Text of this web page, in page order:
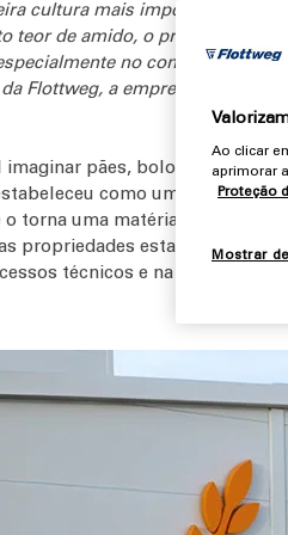
cultura mais importante
teor de amido, o
no contexto da
Flottweg, a empresa está
pães, bolos, massas
como um cereal de
o torna uma matéria-prima
propriedades estabilizantes,
técnicos e na indústria
Ao clicar
aprimorar
Proteção
Mostrar